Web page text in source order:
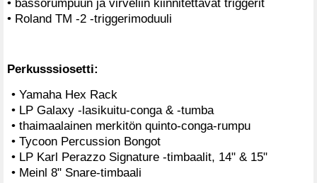
• Roland TM -2 -triggerimoduuli
Perkusssiosetti:
• Yamaha Hex Rack
• LP Galaxy -lasikuitu-conga & -tumba
• thaimaalainen merkitön quinto-conga-rumpu
• Tycoon Percussion Bongot
• LP Karl Perazzo Signature -timbaalit, 14" & 15"
• Meinl 8" Snare-timbaali